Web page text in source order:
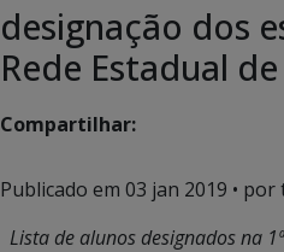
designação dos
Rede Estadual
Compartilhar:
Publicado em 03 jan 2019 • por
Lista de alunos designados na